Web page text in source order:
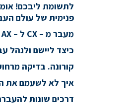
לתשומת ליבכם!
פנימית של עולם
מעבר מ – CX ל – AX או ניצול הרגש בתהליך הביקורת
כיצד ליישם ולנהל
קורונה. בדיקה
איך לא לשעמם את
דרכים שונות